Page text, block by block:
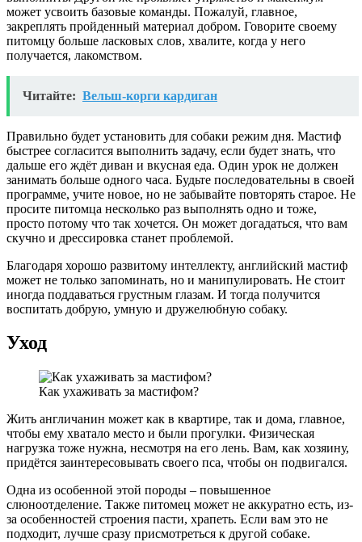
может усвоить базовые команды. Пожалуй, главное,
закреплять пройденный материал добром. Говорите своему
питомцу больше ласковых слов, хвалите, когда у него
получается, лакомством.
Читайте: Вельш-корги кардиган
Правильно будет установить для собаки режим дня. Мастиф
быстрее согласится выполнить задачу, если будет знать, что
дальше его ждёт диван и вкусная еда. Один урок не должен
занимать больше одного часа. Будьте последовательны в своей
программе, учите новое, но не забывайте повторять старое. Не
просите питомца несколько раз выполнять одно и тоже,
просто потому что так хочется. Он может догадаться, что вам
скучно и дрессировка станет проблемой.
Благодаря хорошо развитому интеллекту, английский мастиф
может не только запоминать, но и манипулировать. Не стоит
иногда поддаваться грустным глазам. И тогда получится
воспитать добрую, умную и дружелюбную собаку.
Уход
Как ухаживать за мастифом?
Жить англичанин может как в квартире, так и дома, главное,
чтобы ему хватало место и были прогулки. Физическая
нагрузка тоже нужна, несмотря на его лень. Вам, как хозяину,
придётся заинтересовывать своего пса, чтобы он подвигался.
Одна из особенной этой породы – повышенное
слюноотделение. Также питомец может не аккуратно есть, из-
за особенностей строения пасти, храпеть. Если вам это не
подходит, лучше сразу присмотреться к другой собаке.